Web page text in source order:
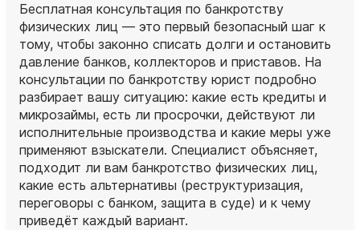
Бесплатная консультация по банкротству
физических лиц — это первый безопасный шаг к
тому, чтобы законно списать долги и остановить
давление банков, коллекторов и приставов. На
консультации по банкротству юрист подробно
разбирает вашу ситуацию: какие есть кредиты и
микрозаймы, есть ли просрочки, действуют ли
исполнительные производства и какие меры уже
применяют взыскатели. Специалист объясняет,
подходит ли вам банкротство физических лиц,
какие есть альтернативы (реструктуризация,
переговоры с банком, защита в суде) и к чему
приведёт каждый вариант.